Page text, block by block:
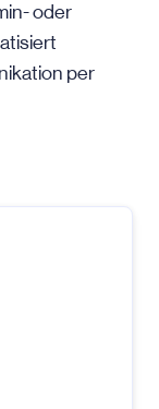
oder
per